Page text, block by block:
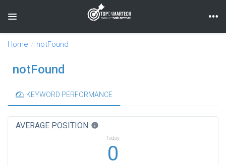
Toggle navigation
Home notFound
notFound
KEYWORD PERFORMANCE
AVERAGE POSITION info
Today
0